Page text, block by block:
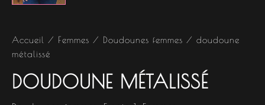
Accueil / Femmes / Doudounes femmes / doudoune
métalissé
DOUDOUNE MÉTALISSÉ